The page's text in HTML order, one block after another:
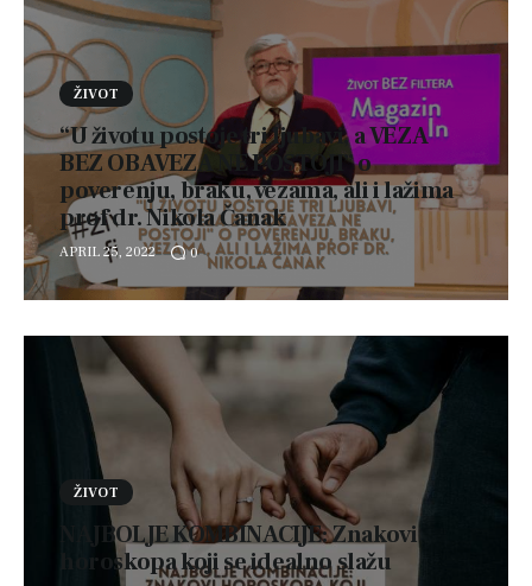
Kontakt
ŽIVOT
“U životu postoje tri ljubavi, a VEZA
BEZ OBAVEZA NE POSTOJI” o
poverenju, braku, vezama, ali i lažima
prof dr. Nikola Čanak
APRIL 25, 2022 0
ŽIVOT
NAJBOLJE KOMBINACIJE: Znakovi
horoskopa koji se idealno slažu